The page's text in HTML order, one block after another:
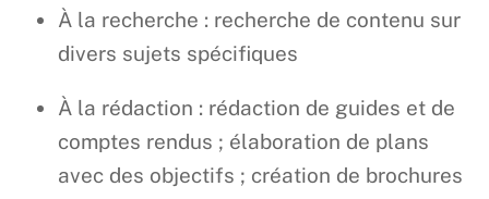
À la recherche : recherche de contenu sur
divers sujets spécifiques
À la rédaction : rédaction de guides et de
comptes rendus ; élaboration de plans
avec des objectifs ; création de brochures